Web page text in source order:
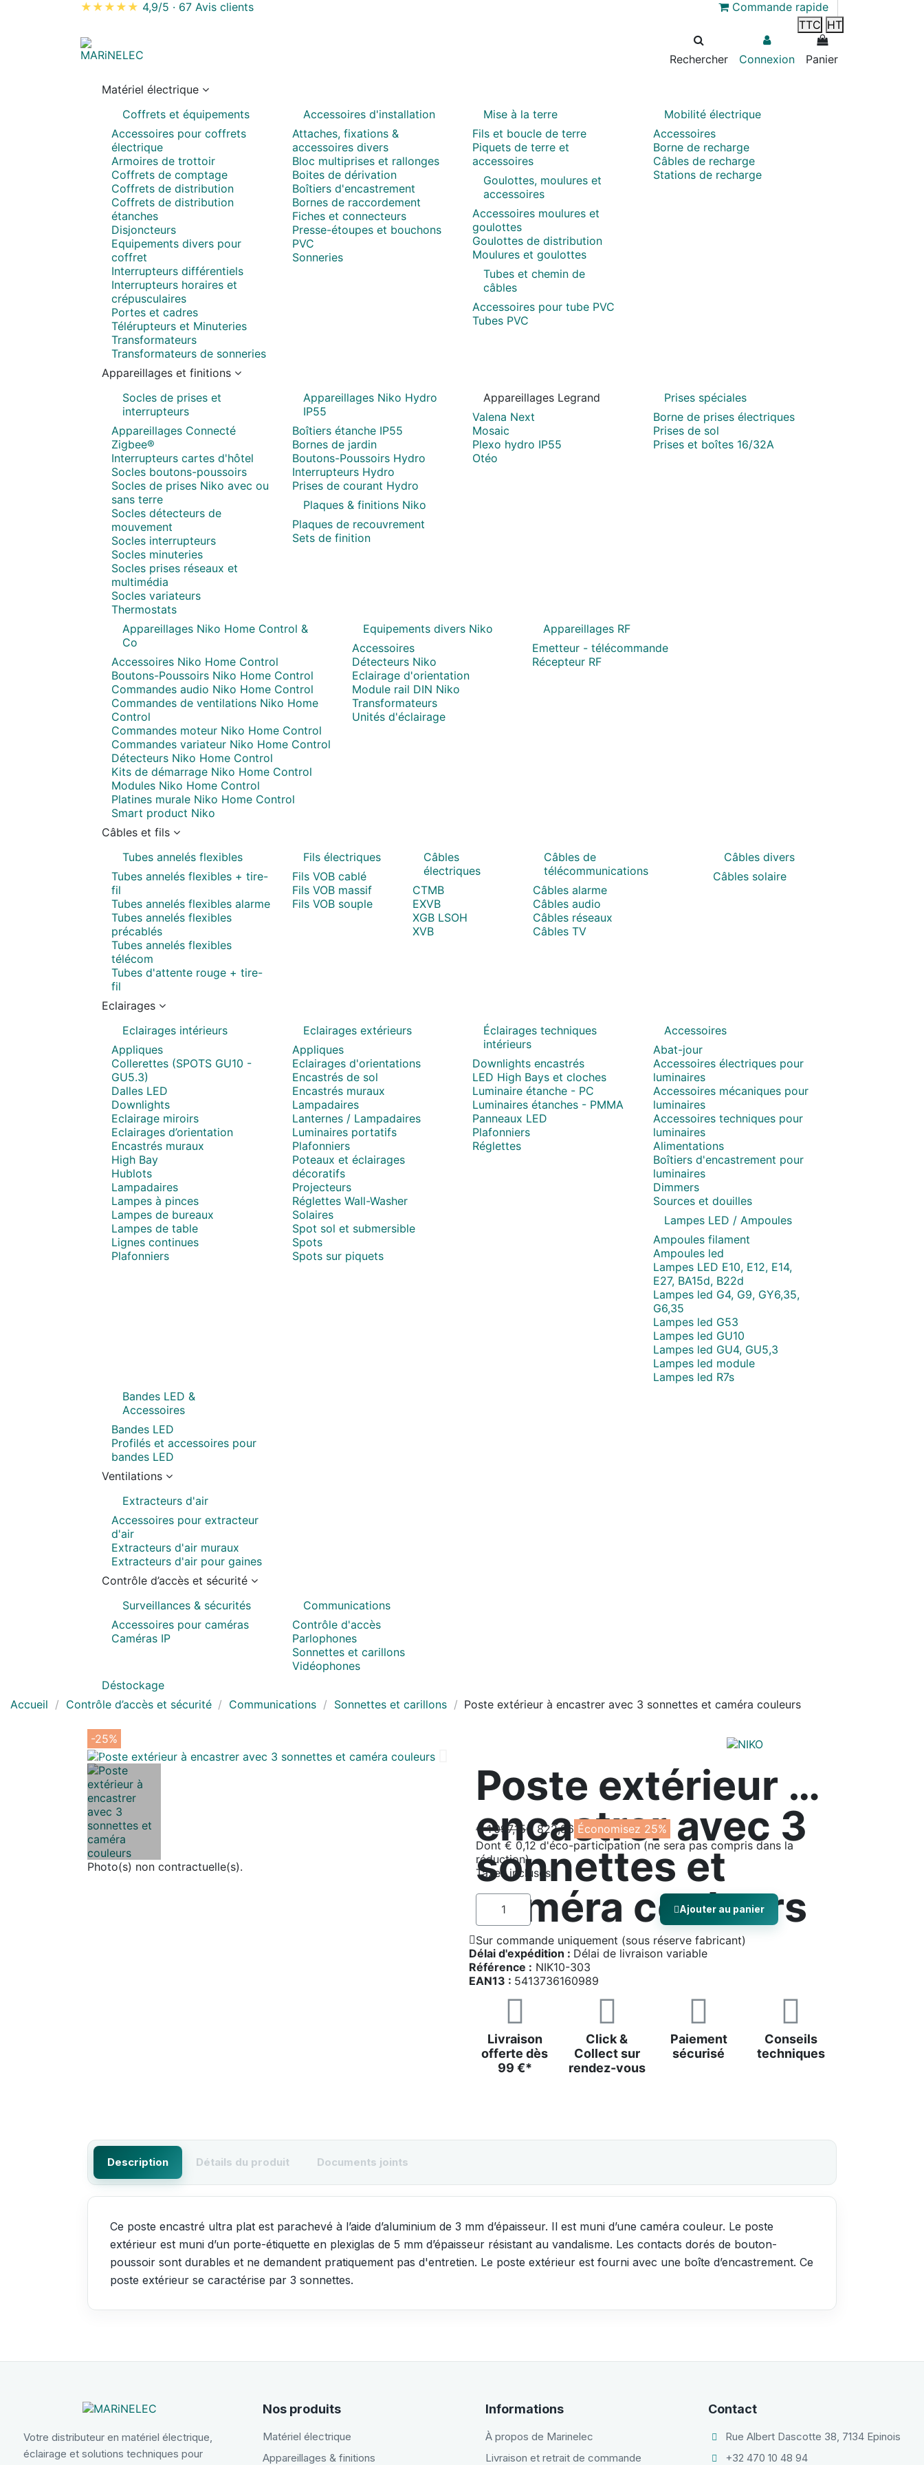
★★★★★ 4,9/5 · 67 Avis clients
Commande rapide
TTC HT
Rechercher Connexion Panier
Matériel électrique
Coffrets et équipements
Accessoires pour coffrets
électrique
Armoires de trottoir
Coffrets de comptage
Coffrets de distribution
Coffrets de distribution
étanches
Disjoncteurs
Equipements divers pour
coffret
Interrupteurs différentiels
Interrupteurs horaires et
crépusculaires
Portes et cadres
Télérupteurs et Minuteries
Transformateurs
Transformateurs de sonneries
Accessoires d'installation
Attaches, fixations &
accessoires divers
Bloc multiprises et rallonges
Boites de dérivation
Boîtiers d'encastrement
Bornes de raccordement
Fiches et connecteurs
Presse-étoupes et bouchons
PVC
Sonneries
Mise à la terre
Fils et boucle de terre
Piquets de terre et
accessoires
Goulottes, moulures et
accessoires
Accessoires moulures et
goulottes
Goulottes de distribution
Moulures et goulottes
Tubes et chemin de
câbles
Accessoires pour tube PVC
Tubes PVC
Mobilité électrique
Accessoires
Borne de recharge
Câbles de recharge
Stations de recharge
Appareillages et finitions
Socles de prises et
interrupteurs
Appareillages Connecté
Zigbee®
Interrupteurs cartes d'hôtel
Socles boutons-poussoirs
Socles de prises Niko avec ou
sans terre
Socles détecteurs de
mouvement
Socles interrupteurs
Socles minuteries
Socles prises réseaux et
multimédia
Socles variateurs
Thermostats
Appareillages Niko Hydro
IP55
Boîtiers étanche IP55
Bornes de jardin
Boutons-Poussoirs Hydro
Interrupteurs Hydro
Prises de courant Hydro
Plaques & finitions Niko
Plaques de recouvrement
Sets de finition
Appareillages Legrand
Valena Next
Mosaic
Plexo hydro IP55
Otéo
Prises spéciales
Borne de prises électriques
Prises de sol
Prises et boîtes 16/32A
Appareillages Niko Home Control &
Co
Accessoires Niko Home Control
Boutons-Poussoirs Niko Home Control
Commandes audio Niko Home Control
Commandes de ventilations Niko Home
Control
Commandes moteur Niko Home Control
Commandes variateur Niko Home Control
Détecteurs Niko Home Control
Kits de démarrage Niko Home Control
Modules Niko Home Control
Platines murale Niko Home Control
Smart product Niko
Equipements divers Niko
Accessoires
Détecteurs Niko
Eclairage d'orientation
Module rail DIN Niko
Transformateurs
Unités d'éclairage
Appareillages RF
Emetteur - télécommande
Récepteur RF
Câbles et fils
Tubes annelés flexibles
Tubes annelés flexibles + tire-
fil
Tubes annelés flexibles alarme
Tubes annelés flexibles
précablés
Tubes annelés flexibles
télécom
Tubes d'attente rouge + tire-
fil
Fils électriques
Fils VOB cablé
Fils VOB massif
Fils VOB souple
Câbles
électriques
CTMB
EXVB
XGB LSOH
XVB
Câbles de
télécommunications
Câbles alarme
Câbles audio
Câbles réseaux
Câbles TV
Câbles divers
Câbles solaire
Eclairages
Eclairages intérieurs
Appliques
Collerettes (SPOTS GU10 -
GU5.3)
Dalles LED
Downlights
Eclairage miroirs
Eclairages d’orientation
Encastrés muraux
High Bay
Hublots
Lampadaires
Lampes à pinces
Lampes de bureaux
Lampes de table
Lignes continues
Plafonniers
Eclairages extérieurs
Appliques
Eclairages d'orientations
Encastrés de sol
Encastrés muraux
Lampadaires
Lanternes / Lampadaires
Luminaires portatifs
Plafonniers
Poteaux et éclairages
décoratifs
Projecteurs
Réglettes Wall-Washer
Solaires
Spot sol et submersible
Spots
Spots sur piquets
Éclairages techniques
intérieurs
Downlights encastrés
LED High Bays et cloches
Luminaire étanche - PC
Luminaires étanches - PMMA
Panneaux LED
Plafonniers
Réglettes
Accessoires
Abat-jour
Accessoires électriques pour
luminaires
Accessoires mécaniques pour
luminaires
Accessoires techniques pour
luminaires
Alimentations
Boîtiers d'encastrement pour
luminaires
Dimmers
Sources et douilles
Lampes LED / Ampoules
Ampoules filament
Ampoules led
Lampes LED E10, E12, E14,
E27, BA15d, B22d
Lampes led G4, G9, GY6,35,
G6,35
Lampes led G53
Lampes led GU10
Lampes led GU4, GU5,3
Lampes led module
Lampes led R7s
Bandes LED &
Accessoires
Bandes LED
Profilés et accessoires pour
bandes LED
Ventilations
Extracteurs d'air
Accessoires pour extracteur
d'air
Extracteurs d'air muraux
Extracteurs d'air pour gaines
Contrôle d’accès et sécurité
Surveillances & sécurités
Accessoires pour caméras
Caméras IP
Communications
Contrôle d'accès
Parlophones
Sonnettes et carillons
Vidéophones
Déstockage
Accueil
Contrôle d’accès et sécurité Communications Sonnettes et carillons Poste extérieur à encastrer avec 3 sonnettes et caméra couleurs
-25%
Photo(s) non contractuelle(s).
Poste extérieur à
encastrer avec 3
sonnettes et
caméra couleurs
€ 1 097,15€ 822,86 Économisez 25%
Dont € 0,12 d'éco-participation (ne sera pas compris dans la
réduction)
Taxes incluses
Ajouter au panier
Sur commande uniquement (sous réserve fabricant)
Délai d'expédition : Délai de livraison variable
Référence : NIK10-303
EAN13 : 5413736160989
Livraison
offerte dès
99 €*
Click &
Collect sur
rendez-vous
Paiement
sécurisé
Conseils
techniques
Description Détails du produit Documents joints
Ce poste encastré ultra plat est parachevé à l’aide d’aluminium de 3 mm d’épaisseur. Il est muni d’une caméra couleur. Le poste
extérieur est muni d’un porte-étiquette en plexiglas de 5 mm d’épaisseur résistant au vandalisme. Les contacts dorés de bouton-
poussoir sont durables et ne demandent pratiquement pas d'entretien. Le poste extérieur est fourni avec une boîte d’encastrement. Ce
poste extérieur se caractérise par 3 sonnettes.
Votre distributeur en matériel électrique,
éclairage et solutions techniques pour
Nos produits
Matériel électrique
Appareillages & finitions
Informations
À propos de Marinelec
Livraison et retrait de commande
Contact
Rue Albert Dascotte 38, 7134 Epinois
+32 470 10 48 94